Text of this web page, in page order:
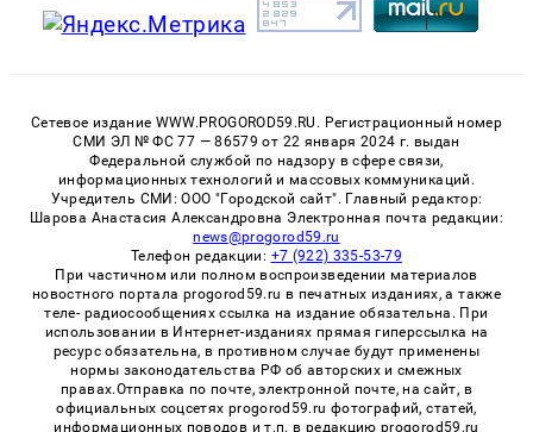
Сетевое издание WWW.PROGOROD59.RU. Регистрационный номер
СМИ ЭЛ № ФС 77 — 86579 от 22 января 2024 г. выдан
Федеральной службой по надзору в сфере связи,
информационных технологий и массовых коммуникаций.
Учредитель СМИ: ООО "Городской сайт". Главный редактор:
Шарова Анастасия Александровна Электронная почта редакции:
news@progorod59.ru
Телефон редакции: +7 (922) 335-53-79
При частичном или полном воспроизведении материалов
новостного портала progorod59.ru в печатных изданиях, а также
теле- радиосообщениях ссылка на издание обязательна. При
использовании в Интернет-изданиях прямая гиперссылка на
ресурс обязательна, в противном случае будут применены
нормы законодательства РФ об авторских и смежных
правах.Отправка по почте, электронной почте, на сайт, в
официальных соцсетях progorod59.ru фотографий, статей,
информационных поводов и т.п. в редакцию progorod59.ru